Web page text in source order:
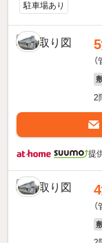
駐車場あり
5
2
提
4